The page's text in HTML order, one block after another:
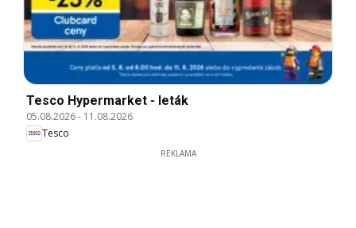
Tesco Hypermarket - leták
05.08.2026- 11.08.2026
Tesco
REKLAMA